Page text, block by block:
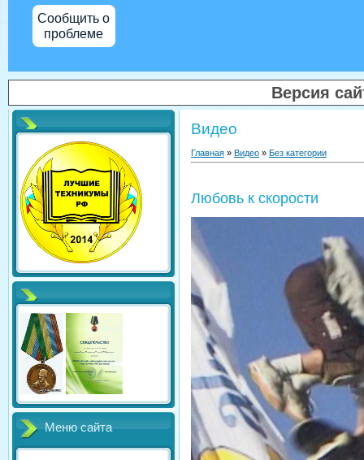
Сообщить о
проблеме
Версия
Меню сайта
Видео
Главная » Видео » Без категории
Любовь к скорости